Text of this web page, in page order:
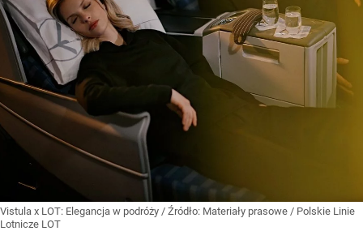
Vistula x LOT: Elegancja w podróży / Źródło: Materiały prasowe / Polskie Linie
Lotnicze LOT